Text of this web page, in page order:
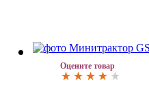
Оцените товар